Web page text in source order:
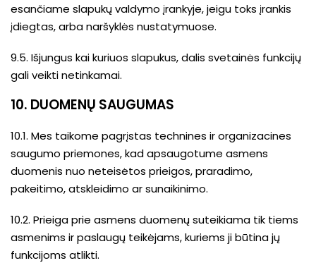
esančiame slapukų valdymo įrankyje, jeigu toks įrankis
įdiegtas, arba naršyklės nustatymuose.
9.5. Išjungus kai kuriuos slapukus, dalis svetainės funkcijų
gali veikti netinkamai.
10. DUOMENŲ SAUGUMAS
10.1. Mes taikome pagrįstas technines ir organizacines
saugumo priemones, kad apsaugotume asmens
duomenis nuo neteisėtos prieigos, praradimo,
pakeitimo, atskleidimo ar sunaikinimo.
10.2. Prieiga prie asmens duomenų suteikiama tik tiems
asmenims ir paslaugų teikėjams, kuriems ji būtina jų
funkcijoms atlikti.